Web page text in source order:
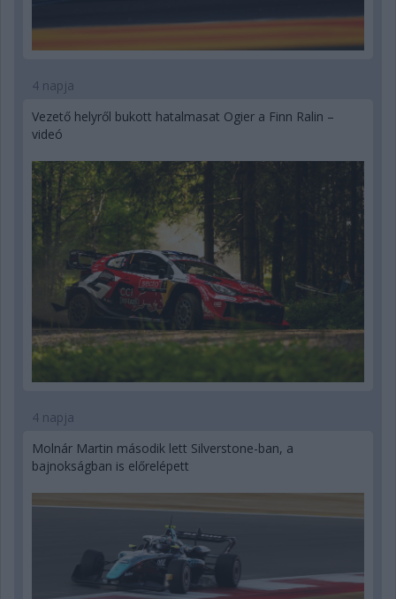
4 napja
Vezető helyről bukott hatalmasat Ogier a Finn Ralin –
videó
4 napja
Molnár Martin második lett Silverstone-ban, a
bajnokságban is előrelépett